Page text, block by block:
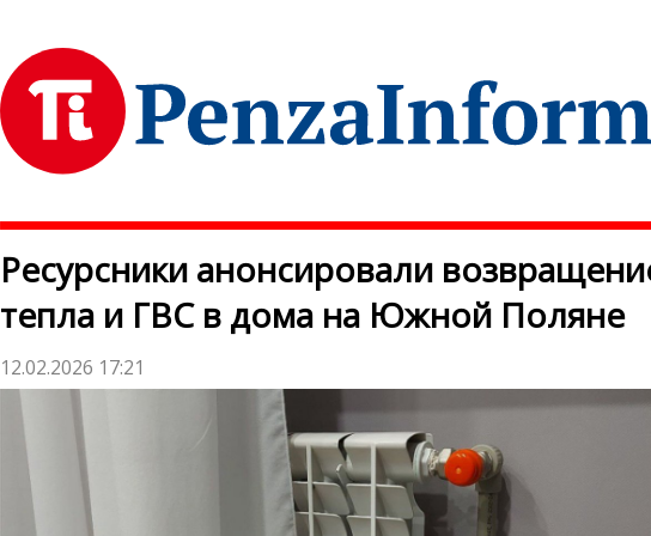
Ресурсники анонсировали
тепла и ГВС в дома на Южной Поляне
12.02.2026 17:21